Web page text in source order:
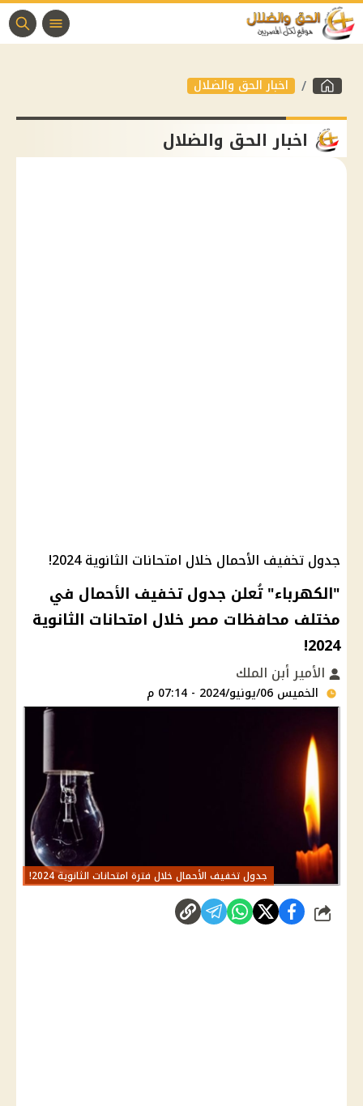
اخبار الحق والضلال
اخبار الحق والضلال
جدول تخفيف الأحمال خلال امتحانات الثانوية 2024!
"الكهرباء" تُعلن جدول تخفيف الأحمال في
مختلف محافظات مصر خلال امتحانات الثانوية
2024!
الأمير أبن الملك
الخميس 06/يونيو/2024 - 07:14 م
جدول تخفيف الأحمال خلال فترة امتحانات الثانوية 2024!
شارك